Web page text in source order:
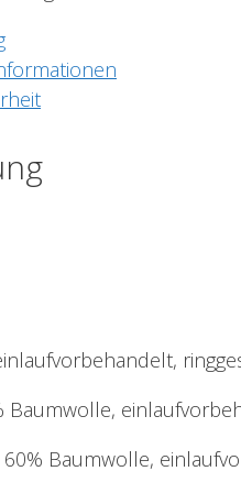
Baumwolle,
60% Baumwolle,